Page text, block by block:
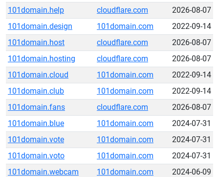
101domain.help
cloudflare.com
2026-08-07
101domain.design
101domain.com
2022-09-14
101domain.host
cloudflare.com
2026-08-07
101domain.hosting
cloudflare.com
2026-08-07
101domain.cloud
101domain.com
2022-09-14
101domain.club
101domain.com
2022-09-14
101domain.fans
cloudflare.com
2026-08-07
101domain.blue
101domain.com
2024-07-31
101domain.vote
101domain.com
2024-07-31
101domain.voto
101domain.com
2024-07-31
101domain.webcam
101domain.com
2024-06-09